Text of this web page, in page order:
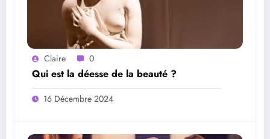
Claire 0
Qui est la déesse de la beauté ?
16 Décembre 2024